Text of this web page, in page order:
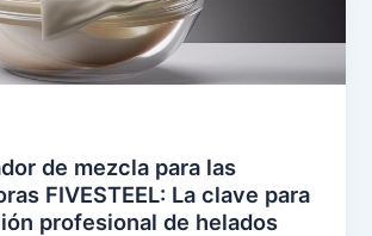
de mezcla para las
FIVESTEEL: La clave para
profesional de helados